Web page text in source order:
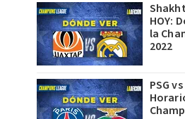
HOY:
la
2022
PSG